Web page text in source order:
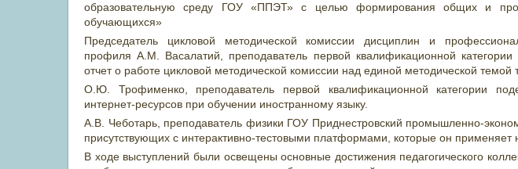
образовательную среду ГОУ «ППЭТ» с целью формирования общих и
обучающихся»
Председатель цикловой методической комиссии дисциплин и
профиля А.М. Васалатий, преподаватель первой квалификационной категории
отчет о работе цикловой методической комиссии над единой методической темой
О.Ю. Трофименко, преподаватель первой квалификационной категории
интернет-ресурсов при обучении иностранному языку.
А.В. Чеботарь, преподаватель физики ГОУ Приднестровский промышленно-
присутствующих с интерактивно-тестовыми платформами, которые он применяет
В ходе выступлений были освещены основные достижения педагогического